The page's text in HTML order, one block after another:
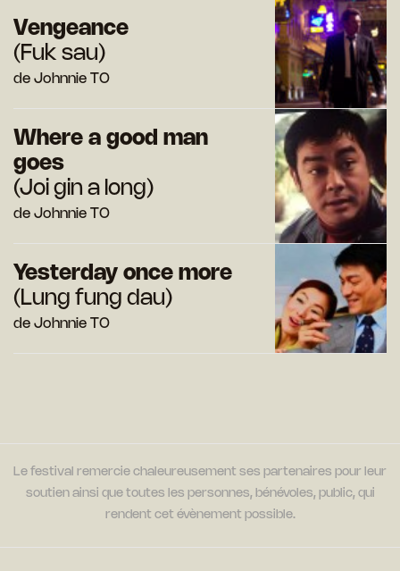
Vengeance
(Fuk sau)
de Johnnie TO
Where a good man
goes
(Joi gin a long)
de Johnnie TO
Yesterday once more
(Lung fung dau)
de Johnnie TO
Le festival remercie chaleureusement ses partenaires pour leur
soutien ainsi que toutes les personnes, bénévoles, public, qui
rendent cet évènement possible.